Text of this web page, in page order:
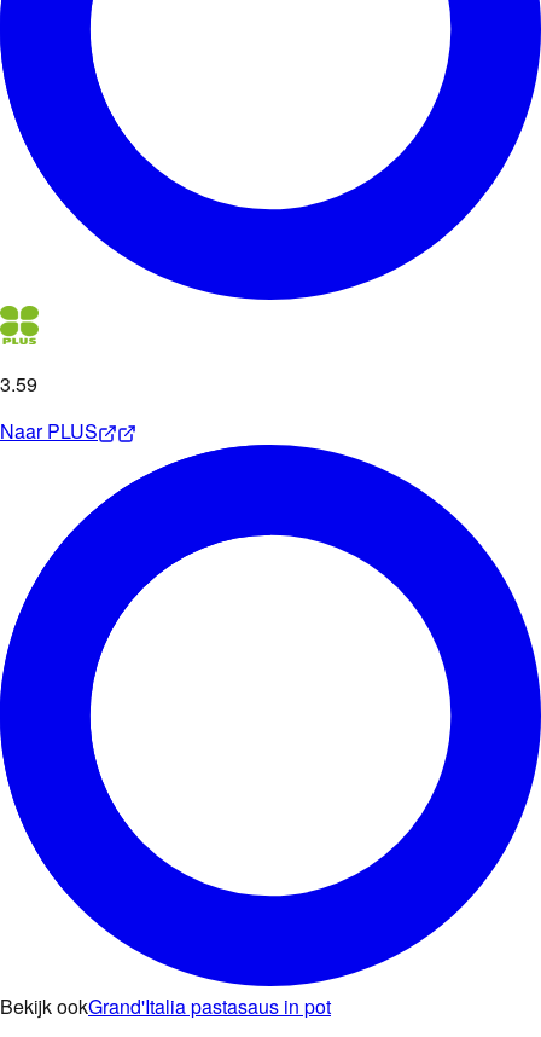
3.59
NaarPLUS
Bekijk ookGrand'Italia pastasaus in pot